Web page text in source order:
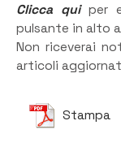
Clicca quiper
pulsante in alto
Non riceverai
articoli
Stampa